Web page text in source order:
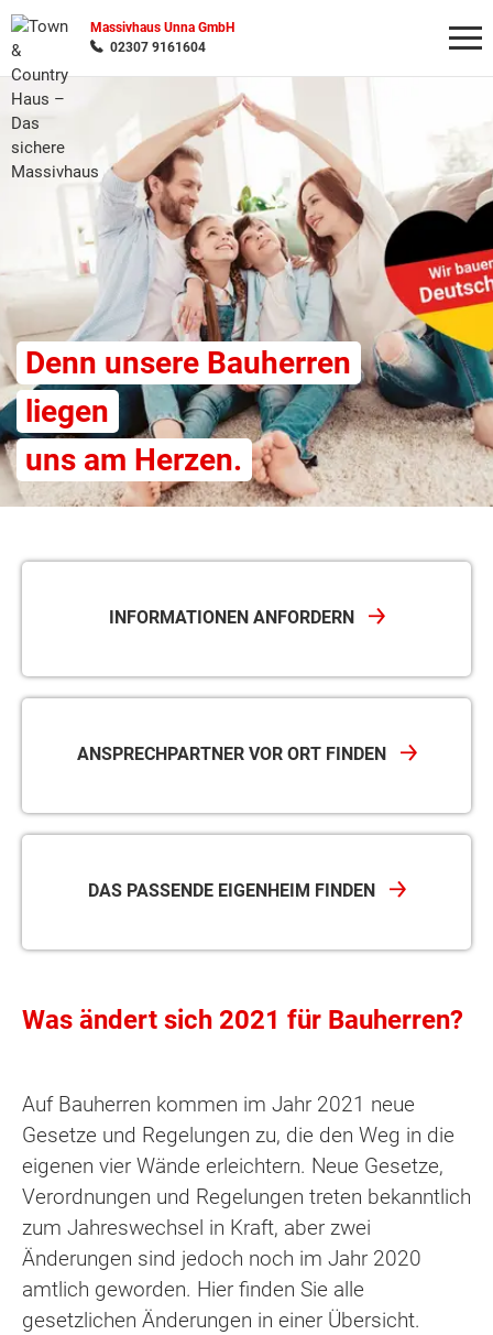
Massivhaus Unna GmbH
02307 9161604
Denn unsere Bauherren
liegen
uns am Herzen.
INFORMATIONEN ANFORDERN
ANSPRECHPARTNER VOR ORT FINDEN
DAS PASSENDE EIGENHEIM FINDEN
Was ändert sich 2021 für Bauherren?
Auf Bauherren kommen im Jahr 2021 neue
Gesetze und Regelungen zu, die den Weg in die
eigenen vier Wände erleichtern. Neue Gesetze,
Verordnungen und Regelungen treten bekanntlich
zum Jahreswechsel in Kraft, aber zwei
Änderungen sind jedoch noch im Jahr 2020
amtlich geworden. Hier finden Sie alle
gesetzlichen Änderungen in einer Übersicht.
Wonach möchten Sie suchen?